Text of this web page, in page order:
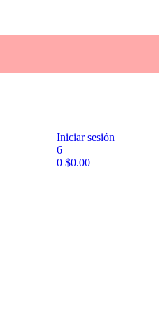
Iniciar sesión
6
0 $0.00